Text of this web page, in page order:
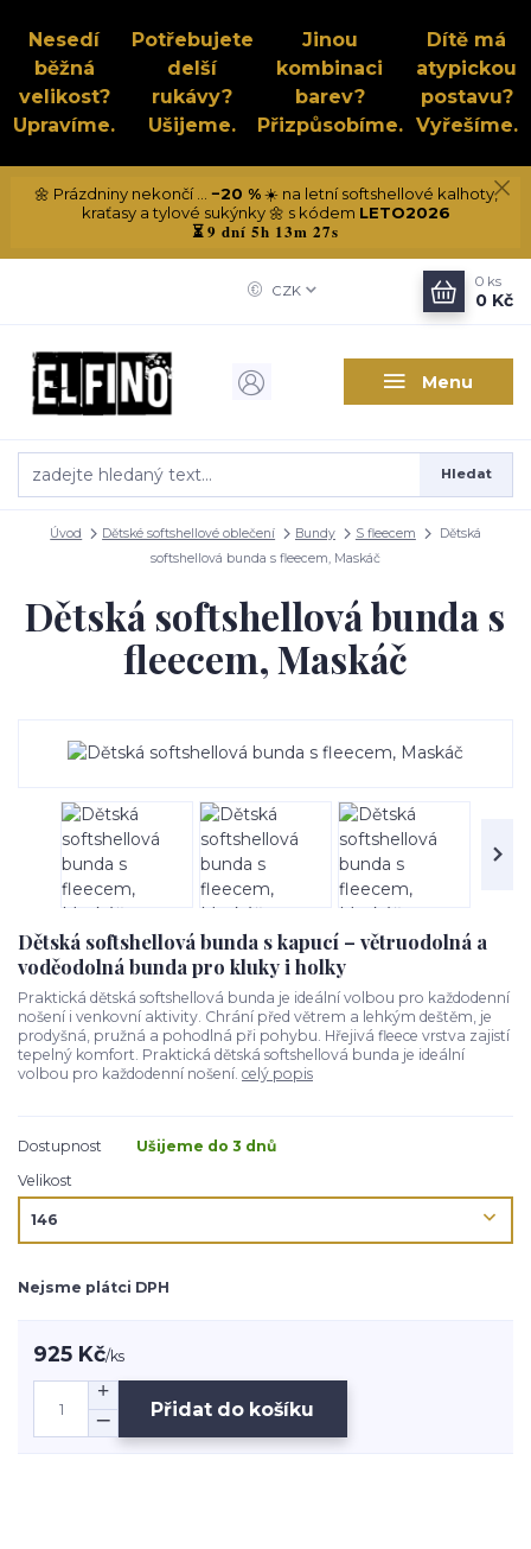
Nesedí
běžná
velikost?
Upravíme.
Potřebujete
delší
rukávy?
Ušijeme.
Jinou
kombinaci
barev?
Přizpůsobíme.
Dítě má
atypickou
postavu?
Vyřešíme.
🌼 Prázdniny nekončí ... −20 %☀️ na letní softshellové kalhoty,
kraťasy a tylové sukýnky 🌼 s kódem LETO2026
⏳9 dní 5h 13m 27s
Menu
CZK
Hledat
0 ks
0 Kč
Úvod Dětské softshellové oblečení Bundy S fleecem
Dětská
softshellová bunda s fleecem, Maskáč
Dětská softshellová bunda s
fleecem, Maskáč
Dětská softshellová bunda s kapucí – větruodolná a
voděodolná bunda pro kluky i holky
Praktická dětská softshellová bunda je ideální volbou pro každodenní
nošení i venkovní aktivity. Chrání před větrem a lehkým deštěm, je
prodyšná, pružná a pohodlná při pohybu. Hřejivá fleece vrstva zajistí
tepelný komfort. Praktická dětská softshellová bunda je ideální
volbou pro každodenní nošení. celý popis
Dostupnost
Ušijeme do 3 dnů
Velikost
Nejsme plátci DPH
925 Kč/ks
Přidat do košíku